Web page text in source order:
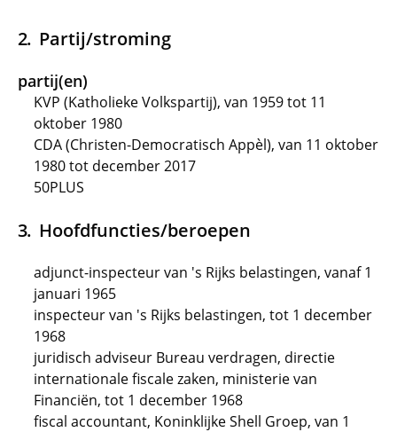
Partij/stroming
partij(en)
KVP (Katholieke Volkspartij), van 1959 tot 11
oktober 1980
CDA (Christen-Democratisch Appèl), van 11 oktober
1980 tot december 2017
50PLUS
Hoofdfuncties/beroepen
adjunct-inspecteur van 's Rijks belastingen, vanaf 1
januari 1965
inspecteur van 's Rijks belastingen, tot 1 december
1968
juridisch adviseur Bureau verdragen, directie
internationale fiscale zaken, ministerie van
Financiën, tot 1 december 1968
fiscal accountant, Koninklijke Shell Groep, van 1